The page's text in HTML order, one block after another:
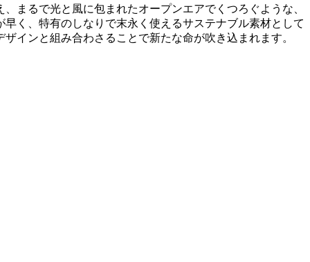
まるで光と風に包まれたオープンエアでくつろぐような、
く、特有のしなりで末永く使えるサステナブル素材として
インと組み合わさることで新たな命が吹き込まれます。